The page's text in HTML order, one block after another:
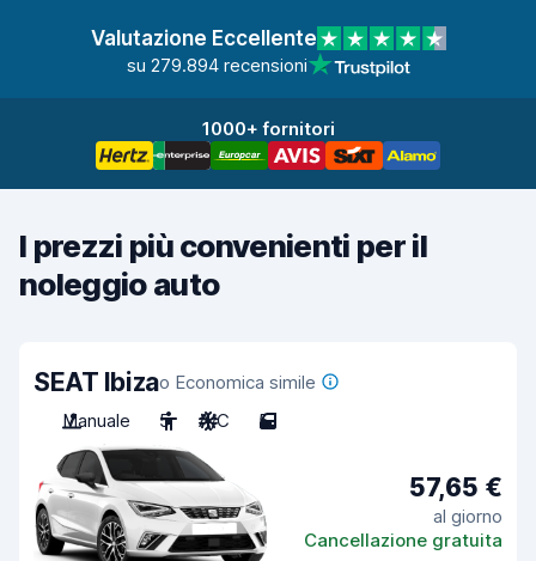
Valutazione Eccellente
su 279.894 recensioni
1000+ fornitori
I prezzi più convenienti per il
noleggio auto
SEAT Ibizao Economica simile
Manuale
5 A/C 5
57,65 €
al giorno
Cancellazione gratuita